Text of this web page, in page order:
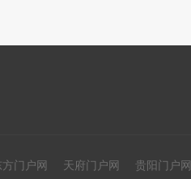
方门户网 天府门户网 贵阳门户网